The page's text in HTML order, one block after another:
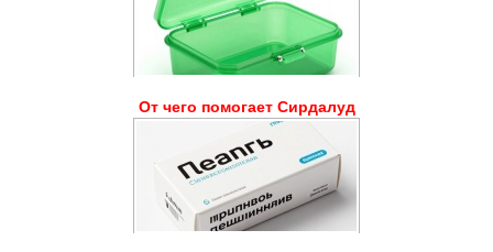
От чего помогает Сирдалуд